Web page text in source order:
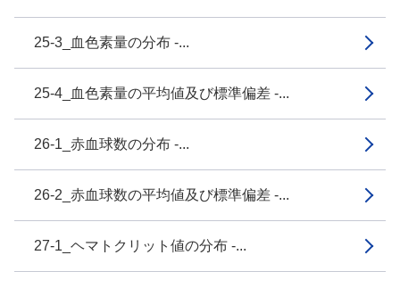
25-3_血色素量の分布 -...
25-4_血色素量の平均値及び標準偏差 -...
26-1_赤血球数の分布 -...
26-2_赤血球数の平均値及び標準偏差 -...
27-1_ヘマトクリット値の分布 -...